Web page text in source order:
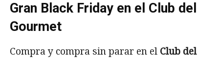
Gran Black Friday en el Club del
Gourmet
Compra y compra sin parar en el Club del